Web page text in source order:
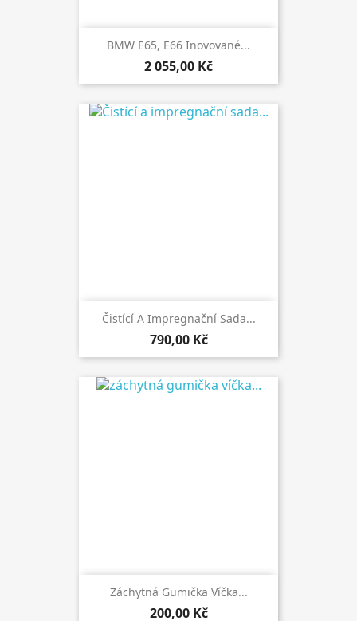
BMW E65, E66 Inovované...
2 055,00 Kč
Čistící A Impregnační Sada...
790,00 Kč
Záchytná Gumička Víčka...
200,00 Kč